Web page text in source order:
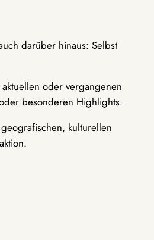
darüber hinaus: Selbst
oder vergangenen
besonderen Highlights.
kulturellen